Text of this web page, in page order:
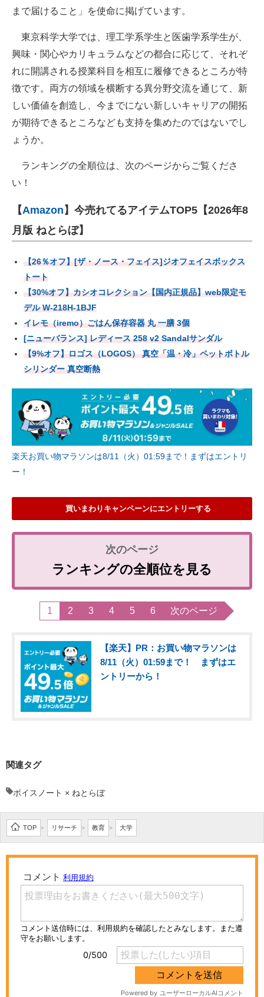
まで届けること」を使命に掲げています。
東京科学大学では、理工学系学生と医歯学系学生が、
興味・関心やカリキュラムなどの都合に応じて、それぞ
れに開講される授業科目を相互に履修できるところが特
徴です。両方の領域を横断する異分野交流を通じて、新
しい価値を創造し、今までにない新しいキャリアの開拓
が期待できるところなども支持を集めたのではないでし
ょうか。
ランキングの全順位は、次のページからご覧くださ
い！
【Amazon 】今売れてるアイテムTOP5【2026年8
月版 ねとらぼ】
【26％オフ】[ザ・ノース・フェイス]ジオフェイスボックス
トート
【30%オフ】カシオコレクション【国内正規品】web限定モ
デル W-218H-1BJF
イレモ（iremo）ごはん保存容器 丸 一膳 3個
[ニューバランス] レディース 258 v2 Sandalサンダル
【9%オフ】ロゴス（LOGOS） 真空「温・冷」ペットボトル
シリンダー 真空断熱
楽天お買い物マラソンは8/11（火）01:59まで！まずはエントリ
ー！
買いまわりキャンペーンにエントリーする
ランキングの全順位を見る
1 2 3 4 5 6 次のページ
【楽天】PR：お買い物マラソンは
8/11（火）01:59まで！ まずはエ
ントリーから！
関連タグ
ボイスノート × ねとらぼ
TOP > リサーチ > 教育 > 大学